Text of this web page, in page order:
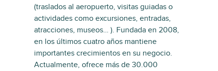
(traslados al aeropuerto, visitas guiadas o
actividades como excursiones, entradas,
atracciones, museos… ). Fundada en 2008,
en los últimos cuatro años mantiene
importantes crecimientos en su negocio.
Actualmente, ofrece más de 30.000